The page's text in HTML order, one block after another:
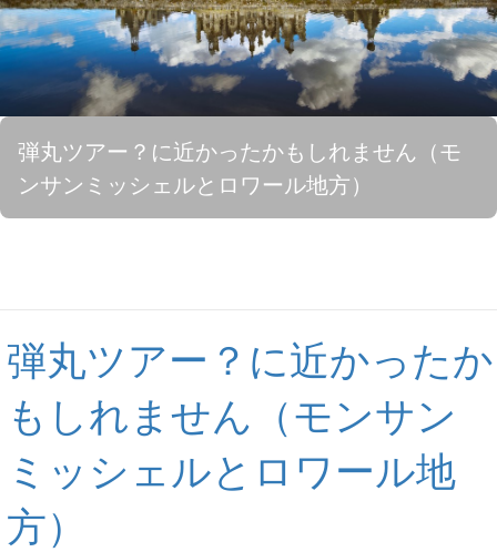
弾丸ツアー？に近かったかもしれません（モ
ンサンミッシェルとロワール地方）
弾丸ツアー？に近かったか
もしれません（モンサン
ミッシェルとロワール地
方）